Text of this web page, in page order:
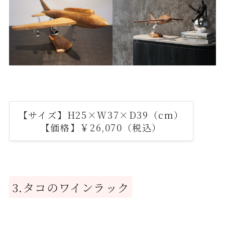
【サイズ】H25×W37×D39（cm）
【価格】￥26,070（税込）
3.タコのワインラック